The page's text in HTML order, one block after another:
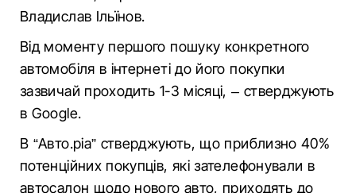
Владислав Ільїнов.
Від моменту першого пошуку конкретного
автомобіля в інтернеті до його покупки
зазвичай проходить 1-3 місяці, – стверджують
в Google.
В “Авто.ріа” стверджують, що приблизно 40%
потенційних покупців, які зателефонували в
автосалон щодо нового авто, приходять до